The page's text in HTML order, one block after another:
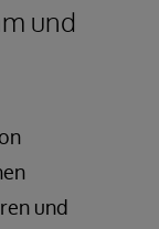
und
und